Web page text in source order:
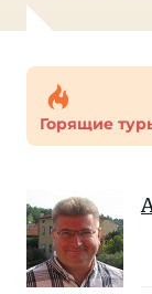
Горящие